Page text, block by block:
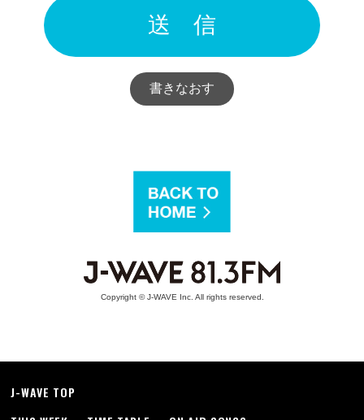
Copyright © J-WAVE Inc. All rights reserved.
J-WAVE TOP